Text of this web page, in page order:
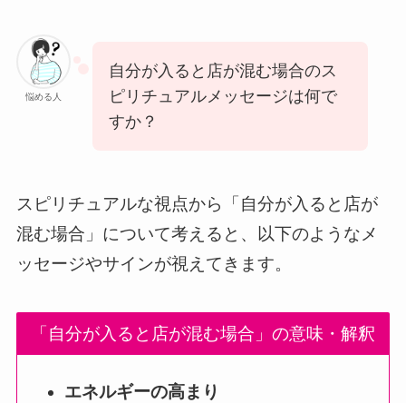
悩める人
自分が入ると店が混む場合のス
ピリチュアルメッセージは何で
すか？
スピリチュアルな視点から「自分が入ると店が
混む場合」について考えると、以下のようなメ
ッセージやサインが視えてきます。
「自分が入ると店が混む場合」の意味・解釈
エネルギーの高まり